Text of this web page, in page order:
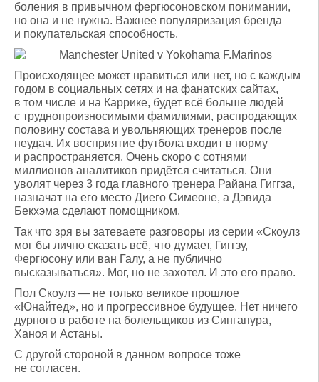
боления в привычном фергюсоновском понимании,
но она и не нужна. Важнее популяризация бренда
и покупательская способность.
Происходящее может нравиться или нет, но с каждым
годом в социальных сетях и на фанатских сайтах,
в том числе и на Каррике, будет всё больше людей
с труднопроизносимыми фамилиями, распродающих
половину состава и увольняющих тренеров после
неудач. Их восприятие футбола входит в норму
и распространяется. Очень скоро с сотнями
миллионов аналитиков придётся считаться. Они
уволят через 3 года главного тренера Райана Гиггза,
назначат на его место Диего Симеоне, а Дэвида
Бекхэма сделают помощником.
Так что зря вы затеваете разговоры из серии «Скоулз
мог бы лично сказать всё, что думает, Гиггзу,
Фергюсону или ван Галу, а не публично
высказываться». Мог, но не захотел. И это его право.
Пол Скоулз — не только великое прошлое
«Юнайтед», но и прогрессивное будущее. Нет ничего
дурного в работе на болельщиков из Сингапура,
Ханоя и Астаны.
С другой стороной в данном вопросе тоже
не согласен.